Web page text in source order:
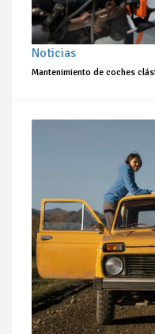
Noticias
Mantenimiento de coches